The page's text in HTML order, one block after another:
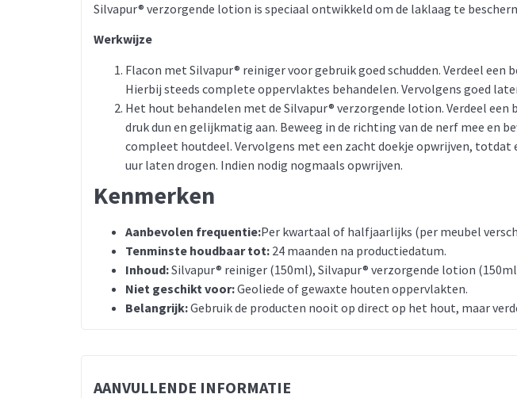
Silvapur® verzorgende lotion is speciaal ontwikkeld om de laklaag te
Werkwijze
Flacon met Silvapur® reiniger voor gebruik goed schudden. Verdeel
Hierbij steeds complete oppervlaktes behandelen. Vervolgens goed
Het hout behandelen met de Silvapur® verzorgende lotion. Verdeel
druk dun en gelijkmatig aan. Beweeg in de richting van de nerf mee en
compleet houtdeel. Vervolgens met een zacht doekje opwrijven,
uur laten drogen. Indien nodig nogmaals opwrijven.
Kenmerken
Aanbevolen frequentie:Per kwartaal of halfjaarlijks (per meubel
Tenminste houdbaar tot: 24 maanden na productiedatum.
Inhoud:Silvapur® reiniger (150ml), Silvapur® verzorgende lotion
Niet geschikt voor:Geoliede of gewaxte houten oppervlakten.
Belangrijk:Gebruik de producten nooit op direct op het hout, maar
AANVULLENDE INFORMATIE